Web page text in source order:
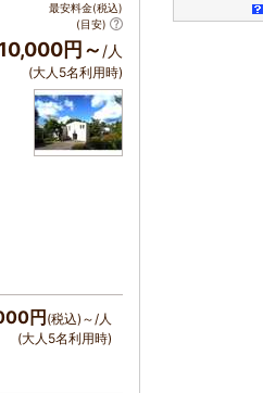
最安料金(税込)
(目安)
10,000円～ /人
(大人5名利用時)
円 (税込)～/人
(大人5名利用時)